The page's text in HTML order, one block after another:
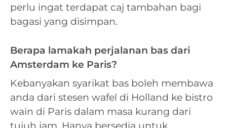
perlu ingat terdapat caj tambahan bagi
bagasi yang disimpan.
Berapa lamakah perjalanan bas dari
Amsterdam ke Paris?
Kebanyakan syarikat bas boleh membawa
anda dari stesen wafel di Holland ke bistro
wain di Paris dalam masa kurang dari